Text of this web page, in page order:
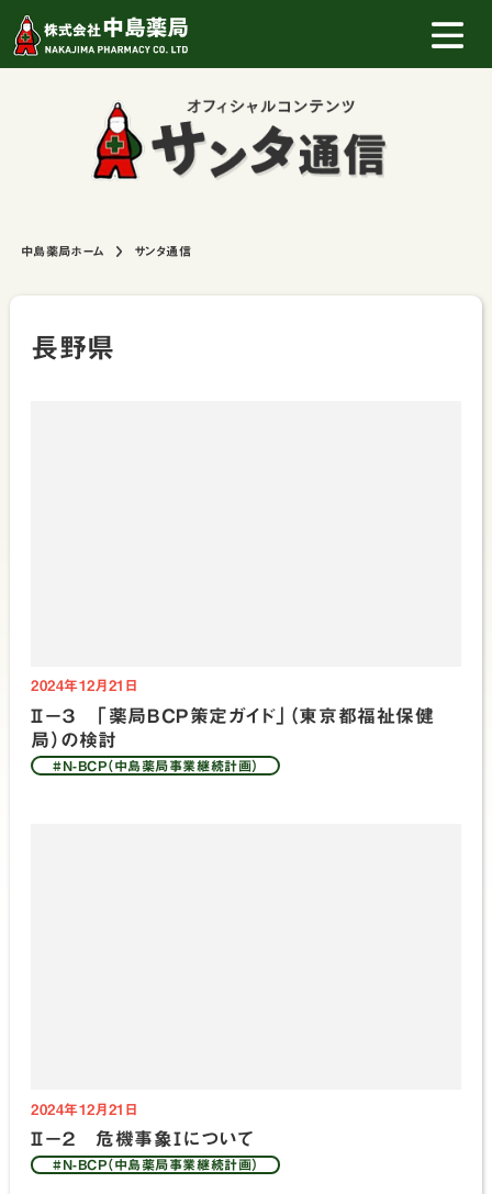
中島薬局ホーム サンタ通信
長野県
2024年12月21日
Ⅱ－３ 「薬局ＢＣＰ策定ガイド」（東京都福祉保健
局）の検討
#N-BCP（中島薬局事業継続計画）
2024年12月21日
Ⅱ－２ 危機事象Ⅰについて
#N-BCP（中島薬局事業継続計画）